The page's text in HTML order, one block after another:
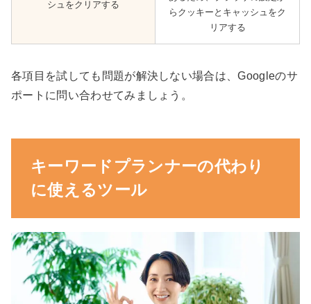
シュをクリアする
らクッキーとキャッシュをク
リアする
各項目を試しても問題が解決しない場合は、Googleのサ
ポートに問い合わせてみましょう。
キーワードプランナーの代わり
に使えるツール